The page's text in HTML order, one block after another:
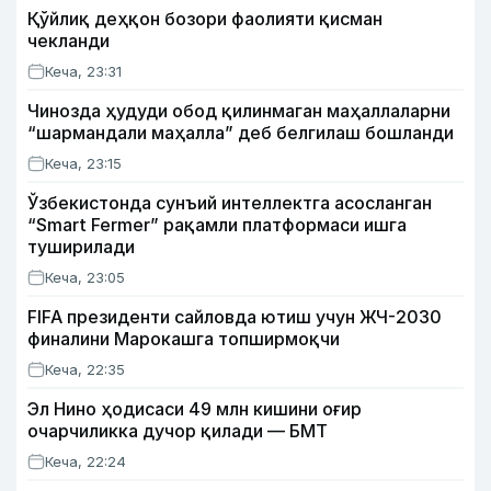
Қўйлиқ деҳқон бозори фаолияти қисман
чекланди
Кеча, 23:31
Чинозда ҳудуди обод қилинмаган маҳаллаларни
“шармандали маҳалла” деб белгилаш бошланди
Кеча, 23:15
Ўзбекистонда сунъий интеллектга асосланган
“Smart Fermer” рақамли платформаси ишга
туширилади
Кеча, 23:05
FIFA президенти сайловда ютиш учун ЖЧ-2030
финалини Марокашга топширмоқчи
Кеча, 22:35
Эл Нино ҳодисаси 49 млн кишини оғир
очарчиликка дучор қилади — БМТ
Кеча, 22:24